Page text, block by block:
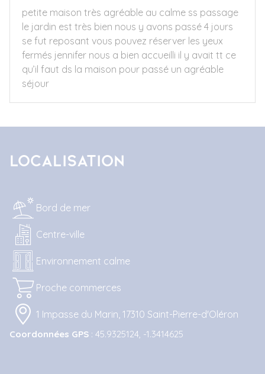
petite maison très agréable au calme ss passage
le jardin est très bien nous y avons passé 4 jours
se fut reposant vous pouvez réserver les yeux
fermés jennifer nous a bien accueilli il y avait tt ce
qu’il faut ds la maison pour passé un agréable
séjour
Localisation
Bord de mer
Centre-ville
Environnement calme
Proche commerces
1 Impasse du Marin, 17310 Saint-Pierre-d'Oléron
Coordonnées GPS : 45.9325124, -1.3414625